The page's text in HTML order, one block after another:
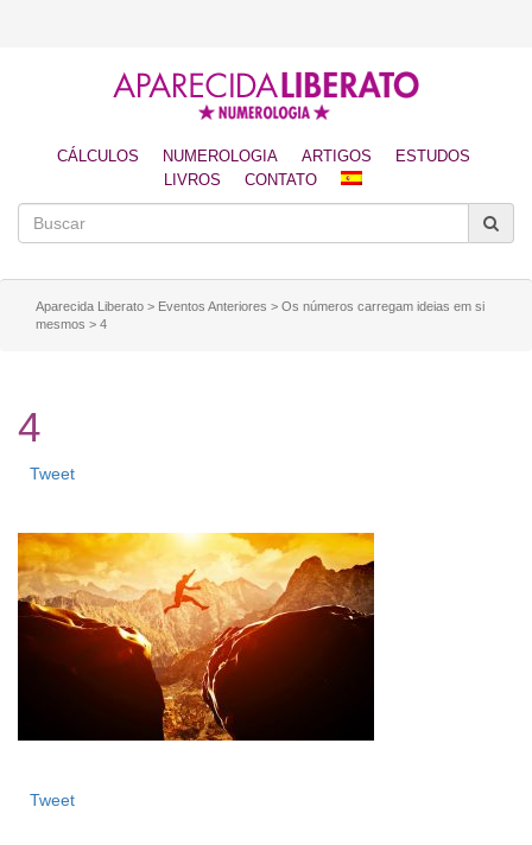
CÁLCULOS NUMEROLOGIA ARTIGOS
ESTUDOS
LIVROS
CONTATO
Aparecida Liberato > Eventos Anteriores > Os números carregam ideias em si
mesmos > 4
4
Tweet
Tweet